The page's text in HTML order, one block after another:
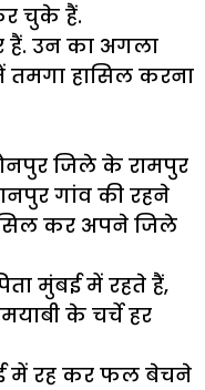
चुके हैं.
हैं. उन का अगला
तमगा हासिल करना
जिले के रामपुर
गांव की रहने
कर अपने जिले
मुंबई में रहते हैं,
के चर्चे हर
में रह कर फल बेचने